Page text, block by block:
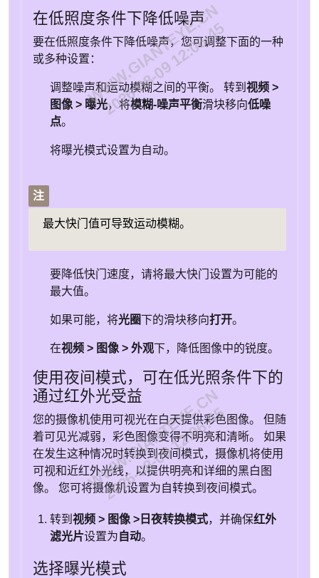
在低照度条件下降低噪声
要在低照度条件下降低噪声，您可调整下面的一种
或多种设置：
调整噪声和运动模糊之间的平衡。 转到 视频 >
图像 > 曝光，将模糊-噪声平衡滑块移向低噪
点。
将曝光模式设置为自动。
注
最大快门值可导致运动模糊。
要降低快门速度，请将最大快门设置为可能的
最大值。
如果可能，将光圈下的滑块移向打开。
在视频 > 图像 > 外观下，降低图像中的锐度。
使用夜间模式，可在低光照条件下的
通过红外光受益
您的摄像机使用可视光在白天提供彩色图像。 但随
着可见光减弱，彩色图像变得不明亮和清晰。 如果
在发生这种情况时转换到夜间模式，摄像机将使用
可视和近红外光线，以提供明亮和详细的黑白图
像。 您可将摄像机设置为自转换到夜间模式。
转到 视频 > 图像 >日夜转换模式，并确保红外
滤光片设置为 自动。
选择曝光模式
WWW.GIANTEYE.CN
2026-08-09 12:06:45
WWW.GIANTEYE.CN
2026-08-09 12:06:45